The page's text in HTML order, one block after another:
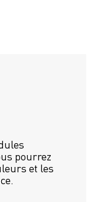
pourrez
et les